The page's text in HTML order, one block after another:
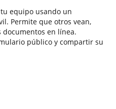
equipo usando un
Permite que otros vean,
en línea.
público y compartir su